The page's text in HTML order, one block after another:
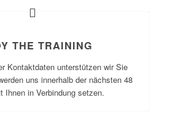
THE TRAINING
Kontaktdaten unterstützen wir Sie
uns innerhalb der nächsten 48
Ihnen in Verbindung setzen.